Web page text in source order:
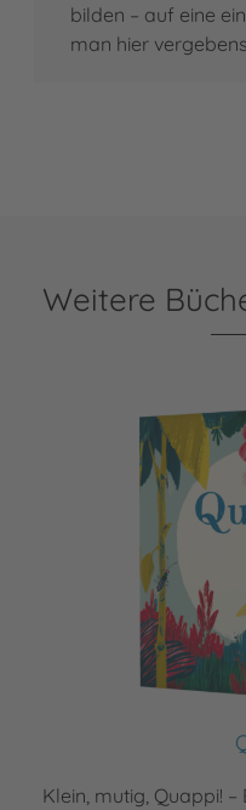
bilden – auf eine
man hier
Weitere
Klein, mutig, Quappi!